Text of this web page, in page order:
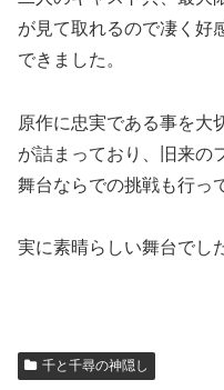
が見て取れるので凄く好
できました。
原作に忠実である事を大
が詰まっており、旧来の
舞台ならでの挑戦も行っ
実に素晴らしい舞台でし
千と千尋の神隠し